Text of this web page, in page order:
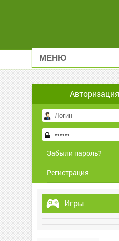
МЕНЮ
Забыли пароль?
Регистрация
Игры